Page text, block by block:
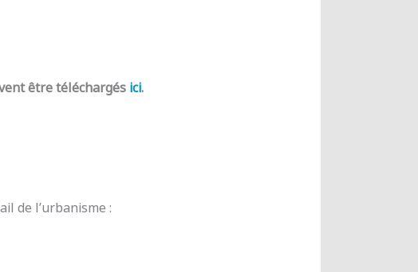
être téléchargés ici.
de l’urbanisme :